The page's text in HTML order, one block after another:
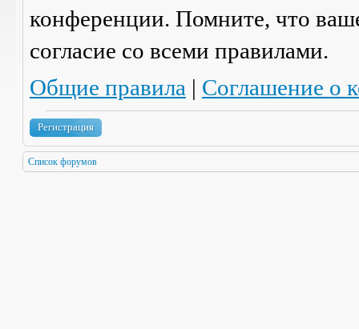
конференции. Помните, что
согласие со всеми правилами.
Общие правила | Соглашение о
Регистрация
Список форумов